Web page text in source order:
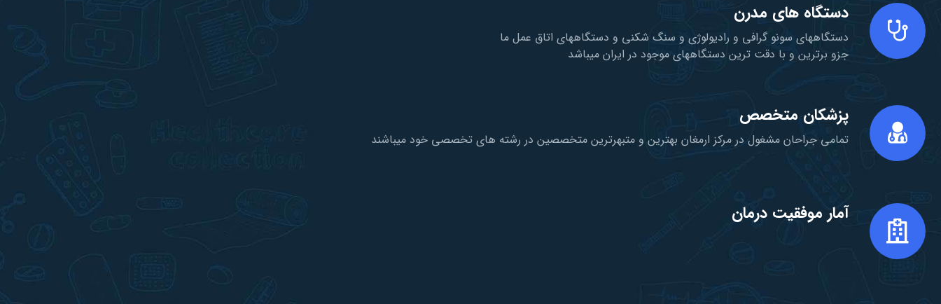
دستگاه های مدرن
دستگاههای سونو گرافی و رادیولوژی و سنگ شکنی و دستگاههای اتاق عمل ما
جزو برترین و با دقت ترین دستگاههای موجود در ایران میباشد
پزشکان متخصص
تمامی جراحان مشغول در مرکز ارمغان بهترین و متبهرترین متخصصین در رشته های تخصصی خود میباشند
آمار موفقیت درمان